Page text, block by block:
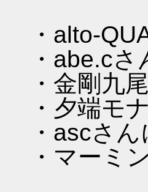
・alto-
・abe.c
・金剛九
・夕端モ
・ascさ
・マーミ